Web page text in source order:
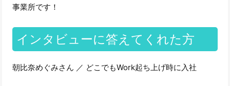
事業所です！
インタビューに答えてくれた方
朝比奈めぐみさん ／ どこでもWork起ち上げ時に入社